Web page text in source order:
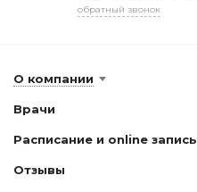
обратный звонок
О компании
Врачи
Расписание и online запись
Отзывы